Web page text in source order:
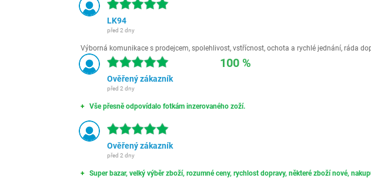
LK94
před 2 dny
Výborná komunikace s prodejcem, spolehlivost, vstřícnost, ochota a rychlé jednání, ráda
100 %
Ověřený zákazník
před 2 dny
Vše přesně odpovídalo fotkám inzerovaného zoží.
Ověřený zákazník
před 2 dny
Super bazar, velký výběr zboží, rozumné ceny, rychlost dopravy, některé zboží nové,